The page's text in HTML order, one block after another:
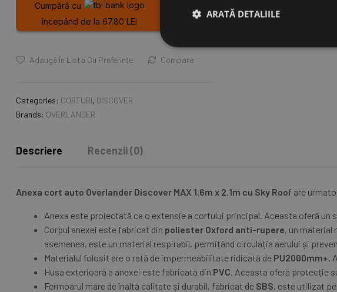
Cumpără cu
începând de la 67.80 LEI
Adaugă În Lista Cu Preferințe Compare
Categories: CORTURI, DISCOVER
Brands: OVERLANDER
Descriere Recenzii (0)
Anexa cort auto Overlander Discover MAX 1.6m x 2.1m cu Sky Roof are
Anexa este proiectată ca o extensie a cortului principal. Aceasta oferă
Corpul anexei este fabricat din poliester Oxford anti-rupere, un material
asemenea, este un material respirabil, permițând circulația aerului și
Materialul folosit are o rată de impermeabilitate ridicată de PU2000mm+.
Husa exterioară a anexei este fabricată din PVC. Aceasta oferă protecție
Fermoarul mare de înaltă calitate și durabil, fabricat de SBS, este utilizat
ARATĂ DETALIILE